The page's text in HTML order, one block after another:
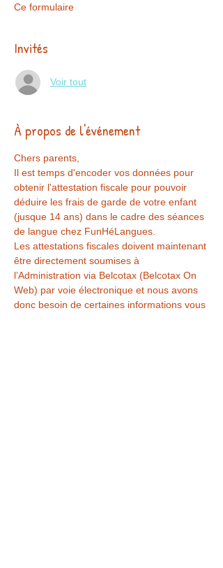
Ce formulaire
Invités
Voir tout
À propos de l'événement
Chers parents,
Il est temps d'encoder vos données pour
obtenir l'attestation fiscale pour pouvoir
déduire les frais de garde de votre enfant
(jusque 14 ans) dans le cadre des séances
de langue chez FunHéLangues.
Les attestations fiscales doivent maintenant
être directement soumises à
l’Administration via Belcotax (Belcotax On
Web) par voie électronique et nous avons
donc besoin de certaines informations vous